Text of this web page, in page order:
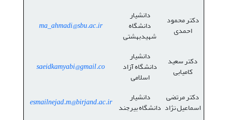
دکتر محمود
احمدی
دانشیار
دانشگاه
شهیدبهشتی
ma_ahmadi@sbu.ac.ir
دکتر سعید
کامیابی
دانشیار
دانشگاه آزاد
اسلامی
saeidkamyabi@gmail.co
دکتر مرتضی
اسماعیل نژاد
دانشیار
دانشگاه بیرجند esmailnejad.m@birjand.ac.ir